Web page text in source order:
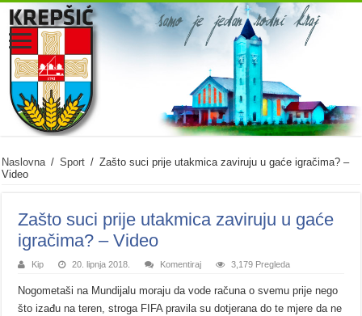
Naslovna / Sport / Zašto suci prije utakmica zaviruju u gaće igračima? –
Video
Zašto suci prije utakmica zaviruju u gaće
igračima? – Video
Kip 20. lipnja 2018. Komentiraj 3,179 Pregleda
Nogometaši na Mundijalu moraju da vode računa o svemu prije nego
što izađu na teren, stroga FIFA pravila su dotjerana do te mjere da ne